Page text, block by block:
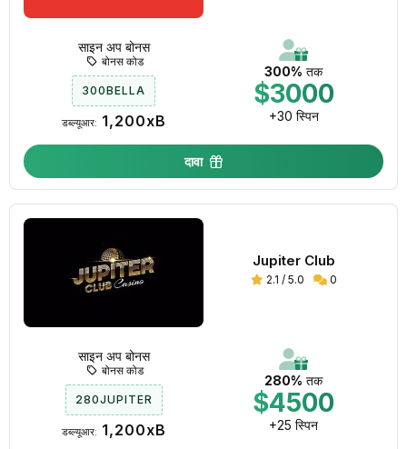
300% तक
$3000
+30 स्पिन
साइन अप बोनस
बोनस कोड
300BELLA
डब्ल्यूआर: 1,200xB
दावा
Jupiter Club
2.1 / 5.0 0
280% तक
$4500
+25 स्पिन
साइन अप बोनस
बोनस कोड
280JUPITER
डब्ल्यूआर: 1,200xB